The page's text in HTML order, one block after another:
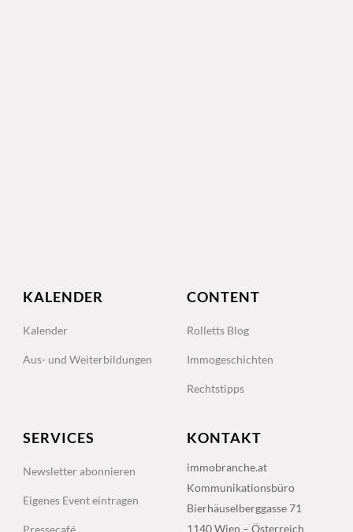
KALENDER
Kalender
Aus- und Weiterbildungen
CONTENT
Rolletts Blog
Immogeschichten
Rechtstipps
SERVICES
Newsletter abonnieren
Eigenes Event eintragen
KONTAKT
immobranche.at
Kommunikationsbüro
Bierhäuselberggasse 71
1140 Wien – Österreich